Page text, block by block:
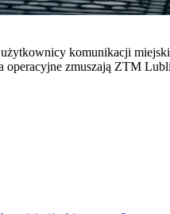
komunikacji
zmuszają ZTM